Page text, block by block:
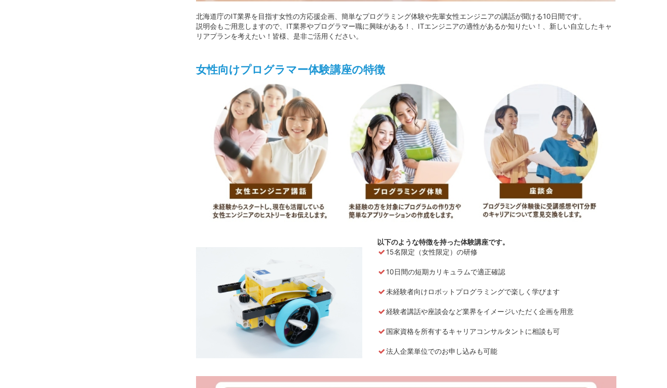
北海道庁のIT業界を目指す女性の方応援企画、簡単なプログラミング体験や先輩女性エンジニアの講話が聞ける10日間です。
説明会もご用意しますので、IT業界やプログラマー職に興味がある！、ITエンジニアの適性があるか知りたい！、新しい自立したキャ
リアプランを考えたい！皆様、是非ご活用ください。
女性向けプログラマー体験講座の特徴
以下のような特徴を持った体験講座です。
15名限定（女性限定）の研修
10日間の短期カリキュラムで適正確認
未経験者向けロボットプログラミングで楽しく学びます
経験者講話や座談会など業界をイメージいただく企画を用意
国家資格を所有するキャリアコンサルタントに相談も可
法人企業単位でのお申し込みも可能